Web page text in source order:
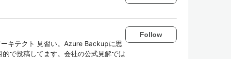
キテクト 見習い。Azure Backupに思
で投稿してます。会社の公式見解では
Follow